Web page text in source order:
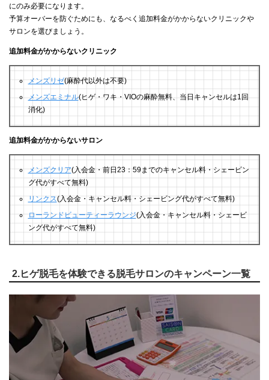
にのみ必要になります。
予算オーバーを防ぐためにも、なるべく追加料金がかからないクリニックや
サロンを選びましょう。
追加料金がかからないクリニック
メンズリゼ(麻酔代以外は不要)
メンズエミナル(ヒゲ・ワキ・VIOの麻酔無料、当日キャンセルは1回
消化)
追加料金がかからないサロン
メンズクリア(入会金・前日23：59までのキャンセル料・シェービン
グ代がすべて無料)
リンクス(入会金・キャンセル料・シェービング代がすべて無料)
ローランドビューティーラウンジ(入会金・キャンセル料・シェービ
ング代がすべて無料)
2.ヒゲ脱毛を体験できる脱毛サロンのキャンペーン一覧